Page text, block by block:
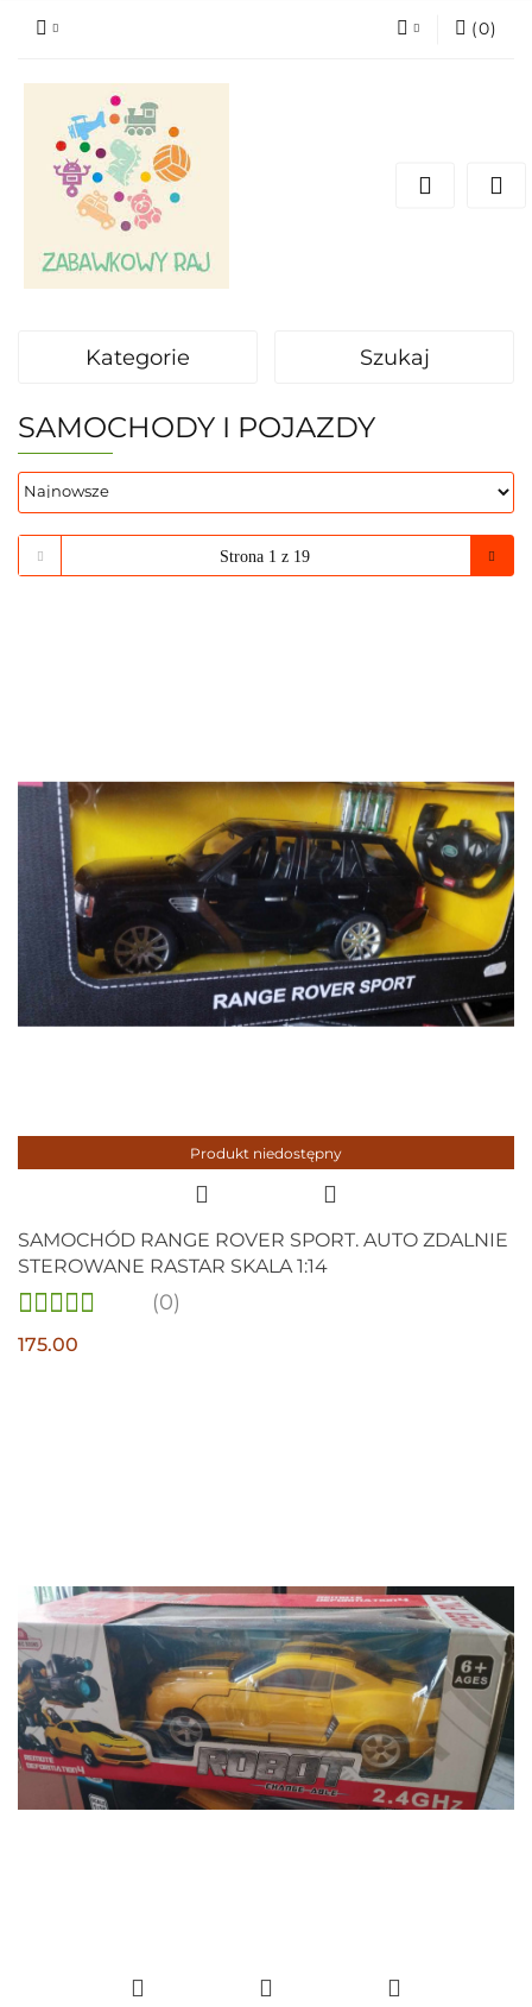
(0)
Kategorie Szukaj
SAMOCHODY I POJAZDY
Produkt niedostępny
SAMOCHÓD RANGE ROVER SPORT. AUTO ZDALNIE
STEROWANE RASTAR SKALA 1:14
(0)
175.00